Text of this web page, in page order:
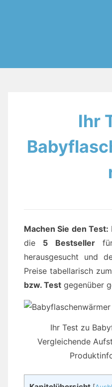
Ihr
Machen Sie den Test:
die 5 Bestsellerfür
herausgesucht und
Preise tabellarisch
bzw. Test gegenüber
Ihr Test zu
Vergleichende